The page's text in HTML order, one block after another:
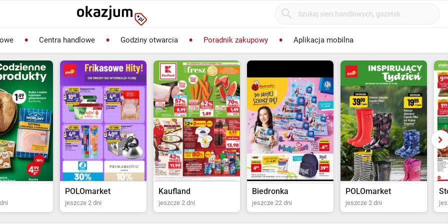
Centra handlowe Godziny otwarcia Poradnik zakupowy Aplikacja mobilna
Kaufland
jeszcze 2 dni
Biedronka
jeszcze 22 dni
POLOmarket
jeszcze 2 dni jeszcze 3 dni od